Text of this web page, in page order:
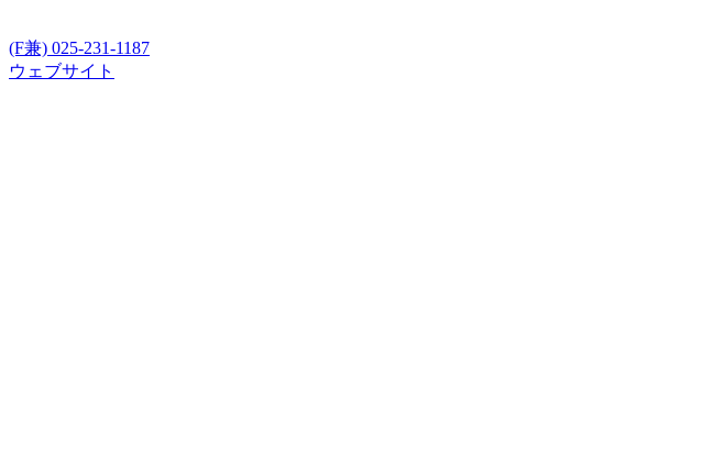
(F兼) 025-231-1187
ウェブサイト